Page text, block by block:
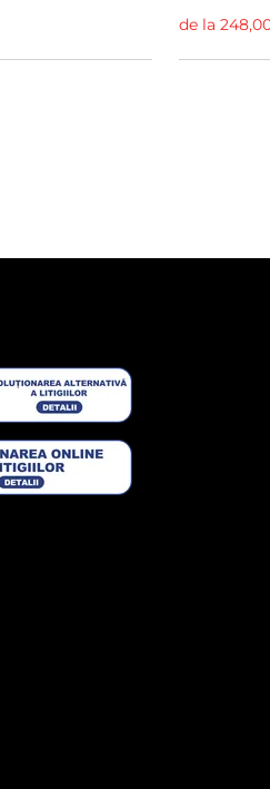
de la